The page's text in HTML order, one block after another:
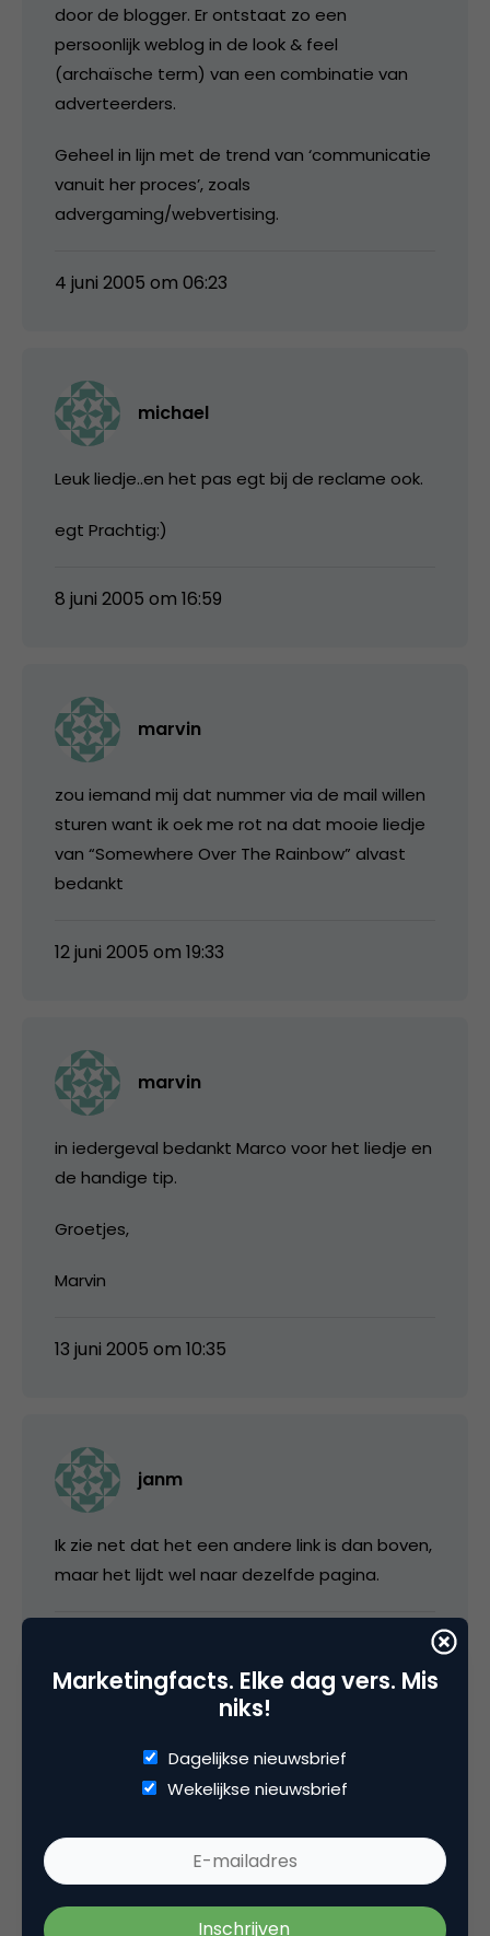
door de blogger. Er ontstaat zo een
persoonlijk weblog in de look & feel
(archaïsche term) van een combinatie van
adverteerders.
Geheel in lijn met de trend van ‘communicatie
vanuit her proces’, zoals
advergaming/webvertising.
4 juni 2005 om 06:23
michael
Leuk liedje..en het pas egt bij de reclame ook.
egt Prachtig:)
8 juni 2005 om 16:59
marvin
zou iemand mij dat nummer via de mail willen
sturen want ik oek me rot na dat mooie liedje
van “Somewhere Over The Rainbow” alvast
bedankt
12 juni 2005 om 19:33
marvin
in iedergeval bedankt Marco voor het liedje en
de handige tip.
Groetjes,
Marvin
13 juni 2005 om 10:35
janm
Ik zie net dat het een andere link is dan boven,
maar het lijdt wel naar dezelfde pagina.
marvin
danke wel mensen voor jullie hulp na mij toe
voor het zoeken na het nummer, maar ik heb
Marketingfacts. Elke dag vers. Mis
niks!
Dagelijkse nieuwsbrief
Wekelijkse nieuwsbrief